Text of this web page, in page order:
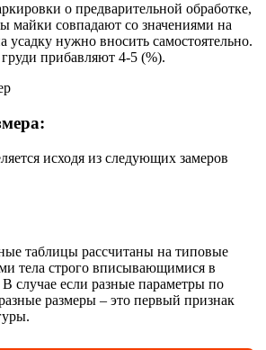
о предварительной обработке,
майки совпадают со значениями на
усадку нужно вносить самостоятельно.
прибавляют 4-5 (%).
исходя из следующих замеров
таблицы рассчитаны на типовые
тела строго вписывающимися в
случае если разные параметры по
размеры – это первый признак